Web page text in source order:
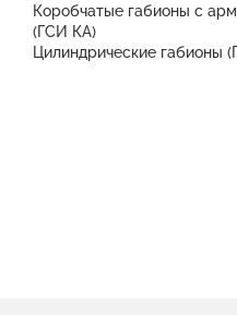
Коробчатые габионы с
(ГСИ КА)
Цилиндрические габионы